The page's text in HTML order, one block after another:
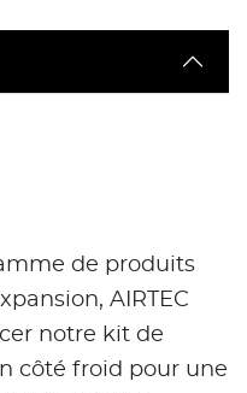
de produits
AIRTEC
notre kit de
côté froid pour une